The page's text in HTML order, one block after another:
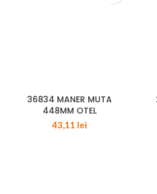
36834 MANER MUTA
448MM OTEL
43,11 lei